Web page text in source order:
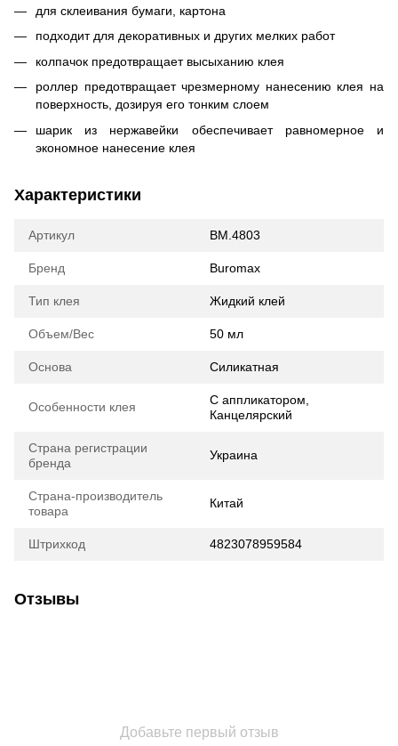
для склеивания бумаги, картона
подходит для декоративных и других мелких работ
колпачок предотвращает высыханию клея
роллер предотвращает чрезмерному нанесению клея на
поверхность, дозируя его тонким слоем
шарик из нержавейки обеспечивает равномерное и
экономное нанесение клея
Характеристики
Артикул BM.4803
Бренд Buromax
Тип клея Жидкий клей
Объем/Вес 50 мл
Основа Силикатная
Особенности клея
С аппликатором,
Канцелярский
Страна регистрации
бренда
Украина
Страна-производитель
товара
Китай
Штрихкод 4823078959584
Отзывы
Добавьте первый отзыв